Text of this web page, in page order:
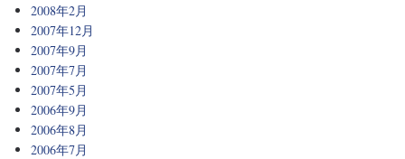
2008年2月
2007年12月
2007年9月
2007年7月
2007年5月
2006年9月
2006年8月
2006年7月